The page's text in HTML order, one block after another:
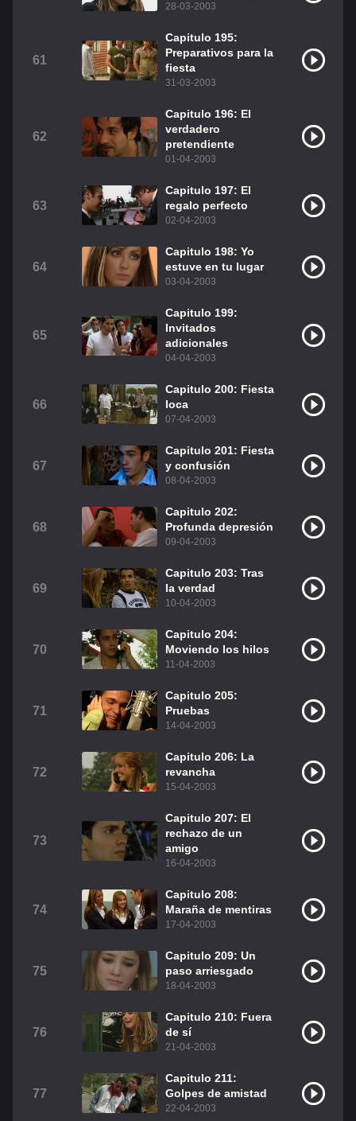
28-03-2003
61
Capitulo 195:
Preparativos para la
fiesta
31-03-2003
62
Capitulo 196: El
verdadero
pretendiente
01-04-2003
63
Capitulo 197: El
regalo perfecto
02-04-2003
64
Capitulo 198: Yo
estuve en tu lugar
03-04-2003
65
Capitulo 199:
Invitados
adicionales
04-04-2003
66
Capitulo 200: Fiesta
loca
07-04-2003
67
Capitulo 201: Fiesta
y confusión
08-04-2003
68
Capitulo 202:
Profunda depresión
09-04-2003
69
Capitulo 203: Tras
la verdad
10-04-2003
70
Capitulo 204:
Moviendo los hilos
11-04-2003
71
Capitulo 205:
Pruebas
14-04-2003
72
Capitulo 206: La
revancha
15-04-2003
73
Capitulo 207: El
rechazo de un
amigo
16-04-2003
74
Capitulo 208:
Maraña de mentiras
17-04-2003
75
Capitulo 209: Un
paso arriesgado
18-04-2003
76
Capitulo 210: Fuera
de sí
21-04-2003
77
Capitulo 211:
Golpes de amistad
22-04-2003